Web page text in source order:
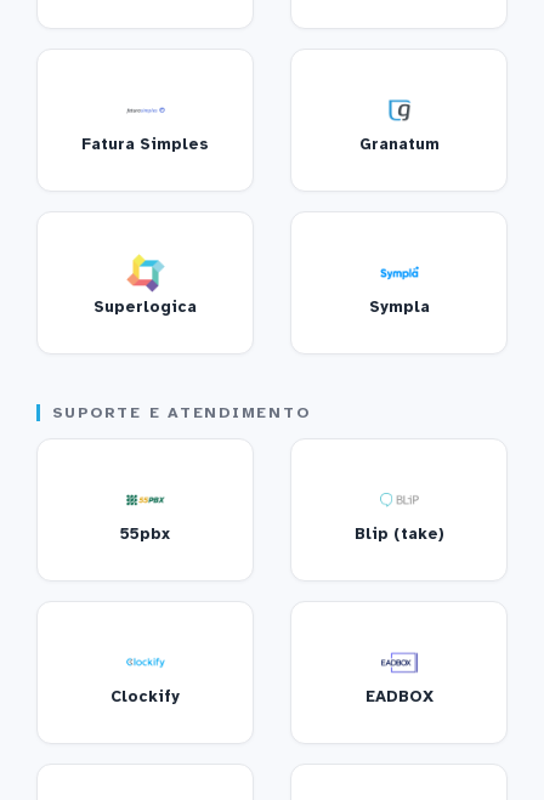
Fatura Simples Granatum
Superlogica Sympla
SUPORTE E ATENDIMENTO
55pbx Blip (take)
Clockify EADBOX